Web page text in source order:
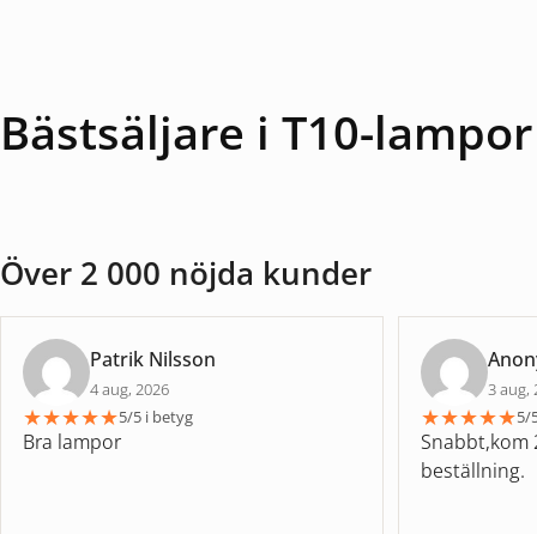
Bästsäljare i T10-lampor
Över 2 000 nöjda kunder
Patrik Nilsson
4 aug, 2026
★★★★★5/5 i betyg
Bra lampor
3 aug,
★★★★★5/
Snabbt,kom
beställning.